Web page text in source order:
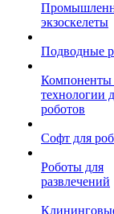
экзоскелеты
Подводные
Компоненты
технологии
роботов
Софт для
Роботы для
развлечений